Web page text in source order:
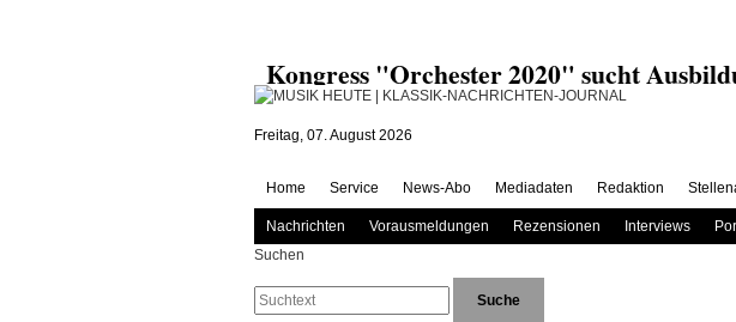
Kongress "Orchester 2020" sucht
Freitag, 07. August 2026
Home Service News-Abo Mediadaten Redaktion
Nachrichten Vorausmeldungen Rezensionen Interviews
Suchen